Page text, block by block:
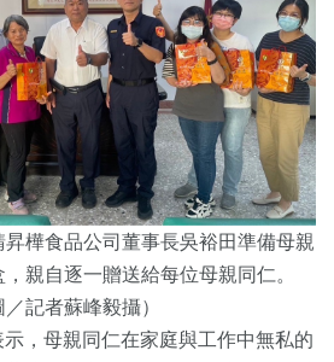
樺食品公司董事長吳裕田準備母親
親自逐一贈送給每位母親同仁。
／記者蘇峰毅攝）
，母親同仁在家庭與工作中無私的